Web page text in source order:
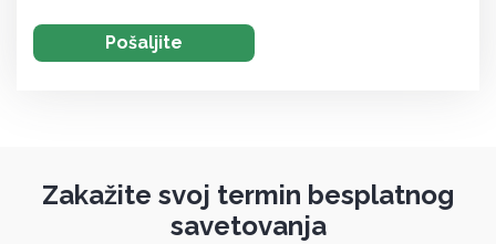
Zakažite svoj termin besplatnog
savetovanja